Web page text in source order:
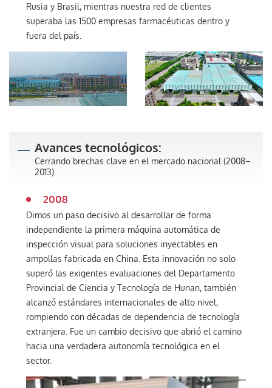
Rusia y Brasil, mientras nuestra red de clientes
superaba las 1500 empresas farmacéuticas dentro y
fuera del país.
Avances tecnológicos:
Cerrando brechas clave en el mercado nacional (2008–
2013)
2008
Dimos un paso decisivo al desarrollar de forma
independiente la primera máquina automática de
inspección visual para soluciones inyectables en
ampollas fabricada en China. Esta innovación no solo
superó las exigentes evaluaciones del Departamento
Provincial de Ciencia y Tecnología de Hunan, también
alcanzó estándares internacionales de alto nivel,
rompiendo con décadas de dependencia de tecnología
extranjera. Fue un cambio decisivo que abrió el camino
hacia una verdadera autonomía tecnológica en el
sector.